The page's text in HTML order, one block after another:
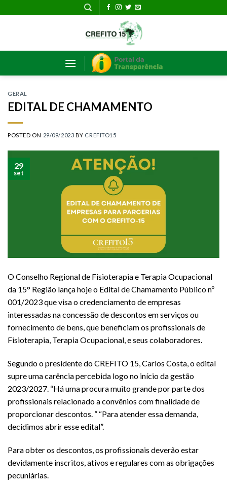
GERAL
EDITAL DE CHAMAMENTO
POSTED ON 29/09/2023 BY CREFITO15
29
set
O Conselho Regional de Fisioterapia e Terapia Ocupacional
da 15° Região lança hoje o Edital de Chamamento Público nº
001/2023 que visa o credenciamento de empresas
interessadas na concessão de descontos em serviços ou
fornecimento de bens, que beneficiam os profissionais de
Fisioterapia, Terapia Ocupacional, e seus colaboradores.
Segundo o presidente do CREFITO 15, Carlos Costa, o edital
supre uma carência percebida logo no início da gestão
2023/2027. “Há uma procura muito grande por parte dos
profissionais relacionado a convênios com finalidade de
proporcionar descontos. ” “Para atender essa demanda,
decidimos abrir esse edital”.
Para obter os descontos, os profissionais deverão estar
devidamente inscritos, ativos e regulares com as obrigações
pecuniárias.